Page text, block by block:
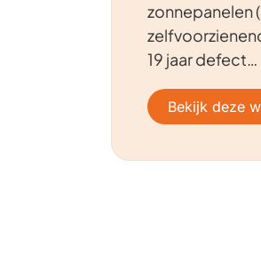
zonnepanelen
19 jaar defect…
Bekijk deze